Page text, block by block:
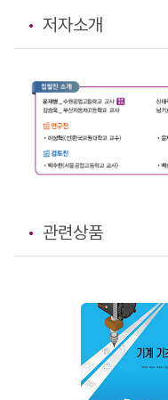
저자소개
관련상품